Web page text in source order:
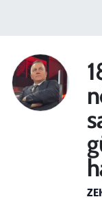
Haber
Kültür
Kurumsal
Lezzet
Memur ve